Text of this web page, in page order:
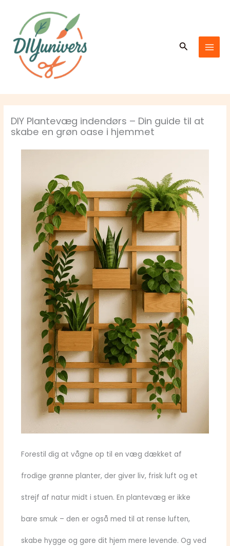
indholdet
Søg
DIY Plantevæg indendørs – Din guide til at
skabe en grøn oase i hjemmet
Forestil dig at vågne op til en væg dækket af
frodige grønne planter, der giver liv, frisk luft og et
strejf af natur midt i stuen. En plantevæg er ikke
bare smuk – den er også med til at rense luften,
skabe hygge og gøre dit hjem mere levende. Og ved